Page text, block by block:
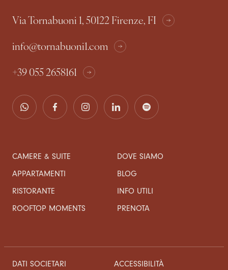
Via Tornabuoni 1, 50122 Firenze, FI
info@tornabuoni1.com
+39 055 2658161
CAMERE & SUITE
APPARTAMENTI
RISTORANTE
ROOFTOP MOMENTS
DOVE SIAMO
BLOG
INFO UTILI
PRENOTA
DATI SOCIETARI ACCESSIBILITÀ